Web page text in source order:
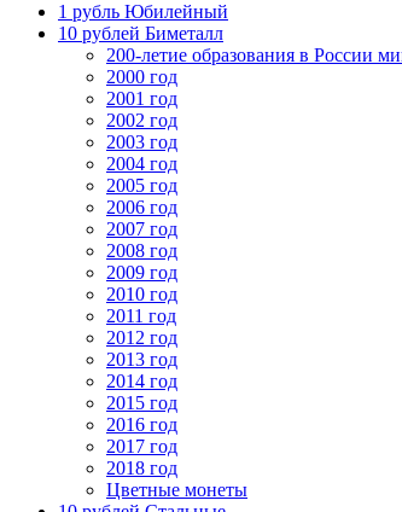
1 рубль Юбилейный
10 рублей Биметалл
200-летие образования в России
2000 год
2001 год
2002 год
2003 год
2004 год
2005 год
2006 год
2007 год
2008 год
2009 год
2010 год
2011 год
2012 год
2013 год
2014 год
2015 год
2016 год
2017 год
2018 год
Цветные монеты